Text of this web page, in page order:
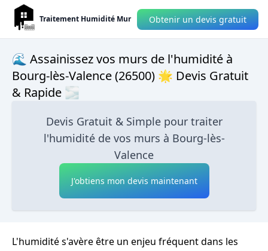
Traitement Humidité Mur Obtenir un devis gratuit
🌊 Assainissez vos murs de l'humidité à
Bourg-lès-Valence (26500) 🌟 Devis Gratuit
& Rapide 🌫
Devis Gratuit & Simple pour traiter
l'humidité de vos murs à Bourg-lès-
Valence
J'obtiens mon devis maintenant
L'humidité s'avère être un enjeu fréquent dans les